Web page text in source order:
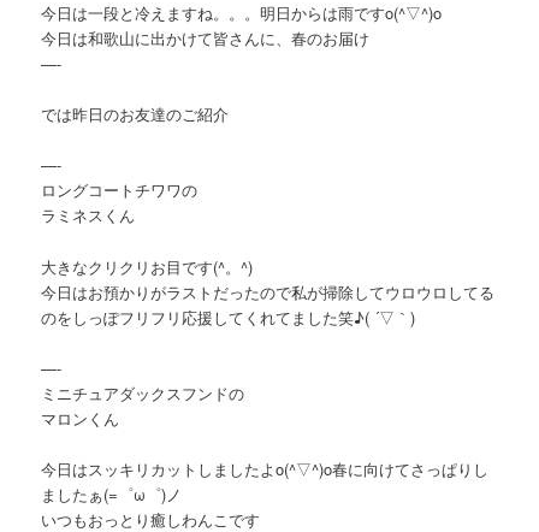
今日は一段と冷えますね。。。明日からは雨ですo(^▽^)o
今日は和歌山に出かけて皆さんに、春のお届け
—-
では昨日のお友達のご紹介
—-
ロングコートチワワの
ラミネスくん
大きなクリクリお目です(^。^)
今日はお預かりがラストだったので私が掃除してウロウロしてる
のをしっぽフリフリ応援してくれてました笑♪( ´▽｀)
—-
ミニチュアダックスフンドの
マロンくん
今日はスッキリカットしましたよo(^▽^)o春に向けてさっぱりし
ましたぁ(=゜ω゜)ノ
いつもおっとり癒しわんこです